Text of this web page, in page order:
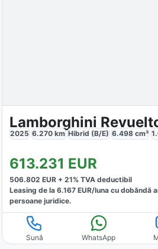
Lamborghini
2025 6.270km Hibrid (B/E) 6.498cm³
613.231 EUR
506.802 EUR + 21% TVA deductibil
Leasing de la 6.167EUR/lunacu dobăndă
persoane juridice.
Sună WhatsApp